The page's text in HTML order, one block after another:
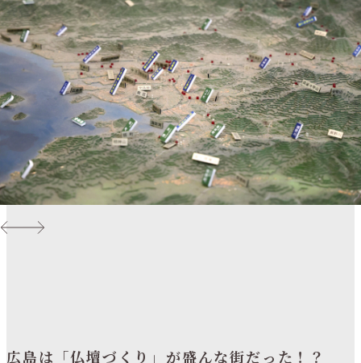
広島は「仏壇づくり」が盛んな街だった！？